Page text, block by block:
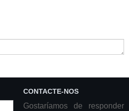
CONTACTE-NOS
Gostaríamos de responder